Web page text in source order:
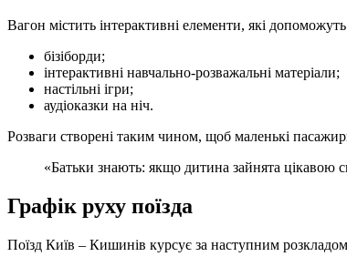
Вагон містить інтерактивні елементи, які
бізіборди;
інтерактивні навчально-розважальні матеріали;
настільні ігри;
аудіоказки на ніч.
Розваги створені таким чином, щоб маленькі
«Батьки знають: якщо дитина зайнята цікавою
Графік руху поїзда
Поїзд Київ – Кишинів курсує за наступним